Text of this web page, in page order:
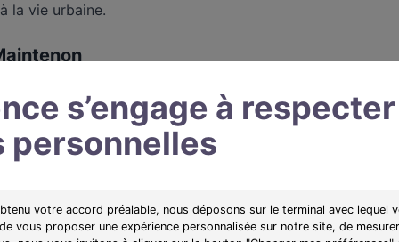
s’engage à
personnelles
votre accord préalable, nous déposons sur le terminal avec lequel
vous proposer une expérience personnalisée sur notre site, de mesurer
la vie urbaine.
la commune. Voici les informations principales pour
Prix minimum Livraison